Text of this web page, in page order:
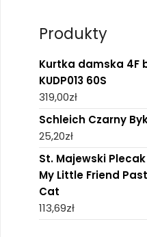
Produkty
Kurtka damska 4F
KUDP013 60S
319,00zł
Schleich Czarny
25,20zł
St. Majewski
My Little Friend
Cat
113,69zł